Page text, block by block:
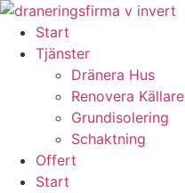
Skip
content
Start
Tjänster
Dränera Hus
Renovera Källare
Grundisolering
Schaktning
Offert
Start